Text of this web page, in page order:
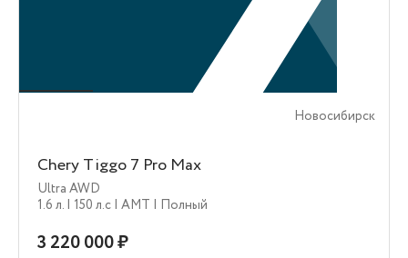
Новосибирск
Chery Tiggo 7 Pro Max
Ultra AWD
1.6 л. | 150 л.c | AMT | Полный
3 220 000 ₽